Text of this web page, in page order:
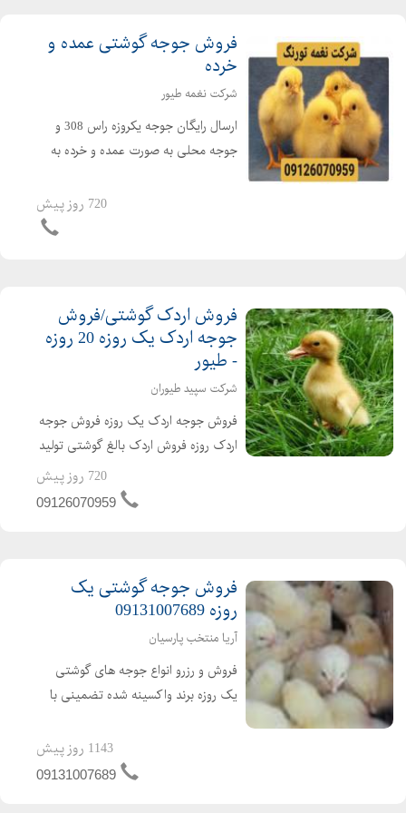
فروش جوجه گوشتی عمده و
خرده
شرکت نغمه طیور
ارسال رایگان جوجه یکروزه راس 308 و
جوجه محلی به صورت عمده و خرده به
کیفیت فروش مرغ بومی یک روزه به
صورت عمده و خرده بهترین قیمت جوجه
720 روز پیش
فروش اردک گوشتی/فروش
جوجه اردک یک روزه 20 روزه
- طیور
شرکت سپید طیوران
فروش جوجه اردک یک روزه فروش جوجه
اردک روزه فروش اردک بالغ گوشتی تولید
کننده ی جوجه اردک از یک روزه تا بالغ
فروش اردک گوشتی عمده ای و خرده ای
720 روز پیش
09126070959
فروش جوجه گوشتی یک
روزه 09131007689
آریا منتخب پارسیان
فروش و رزرو انواع جوجه های گوشتی
یک روزه برند واکسینه شده تضمینی با
مجوز ابطال مجوز ارین راس پلاس کاب
1143 روز پیش
09131007689